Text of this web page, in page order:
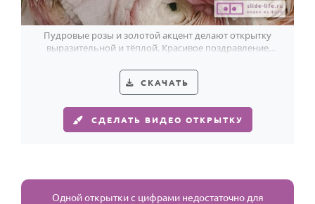
Пудровые розы и золотой акцент делают открытку
выразительной и тёплой. Красивое поздравление
СКАЧАТЬ
СДЕЛАТЬ ВИДЕО ОТКРЫТКУ
Одной открытки с цифрами недостаточно для